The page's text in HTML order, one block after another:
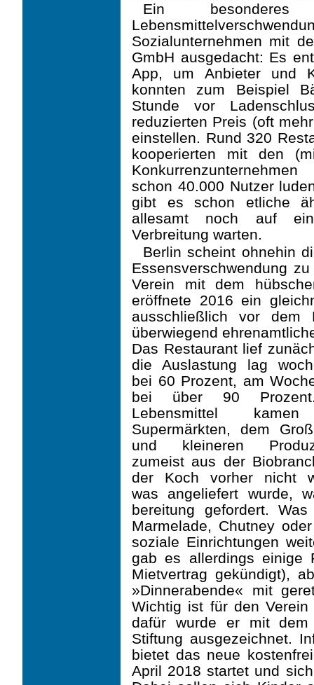
Ein
Sozialunternehmen mit
GmbH ausgedacht: Es
App, um Anbieter und
konnten zum Beispiel
Stunde vor
reduzierten Preis (oft
einstellen. Rund 320
kooperierten mit den
schon 40.000 Nutzer
gibt es schon etliche
allesamt noch auf
Verbreitung warten.
Berlin scheint ohnehin
Essensverschwendung
Verein mit dem
eröffnete 2016 ein
ausschließlich vor dem
überwiegend
Das Restaurant lief
die Auslastung lag
bei 60 Prozent, am
bei über 90
Lebensmittel
Supermärkten, dem
und kleineren
zumeist aus der
der Koch vorher nicht
was angeliefert wurde,
bereitung gefordert.
Marmelade, Chutney
soziale Einrichtungen
gab es allerdings einige
Mietvertrag gekündigt),
»Dinnerabende« mit
Wichtig ist für den
dafür wurde er mit dem
Stiftung ausgezeichnet.
bietet das neue
April 2018 startet und